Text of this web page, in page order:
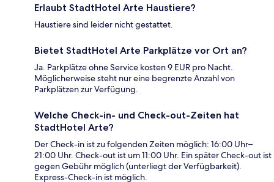
Erlaubt StadtHotel Arte Haustiere?
Haustiere sind leider nicht gestattet.
Bietet StadtHotel Arte Parkplätze vor Ort an?
Ja. Parkplätze ohne Service kosten 9 EUR pro Nacht.
Möglicherweise steht nur eine begrenzte Anzahl von
Parkplätzen zur Verfügung.
Welche Check-in- und Check-out-Zeiten hat
StadtHotel Arte?
Der Check-in ist zu folgenden Zeiten möglich: 16:00 Uhr–
21:00 Uhr. Check-out ist um 11:00 Uhr. Ein später Check-out ist
gegen Gebühr möglich (unterliegt der Verfügbarkeit).
Express-Check-in ist möglich.